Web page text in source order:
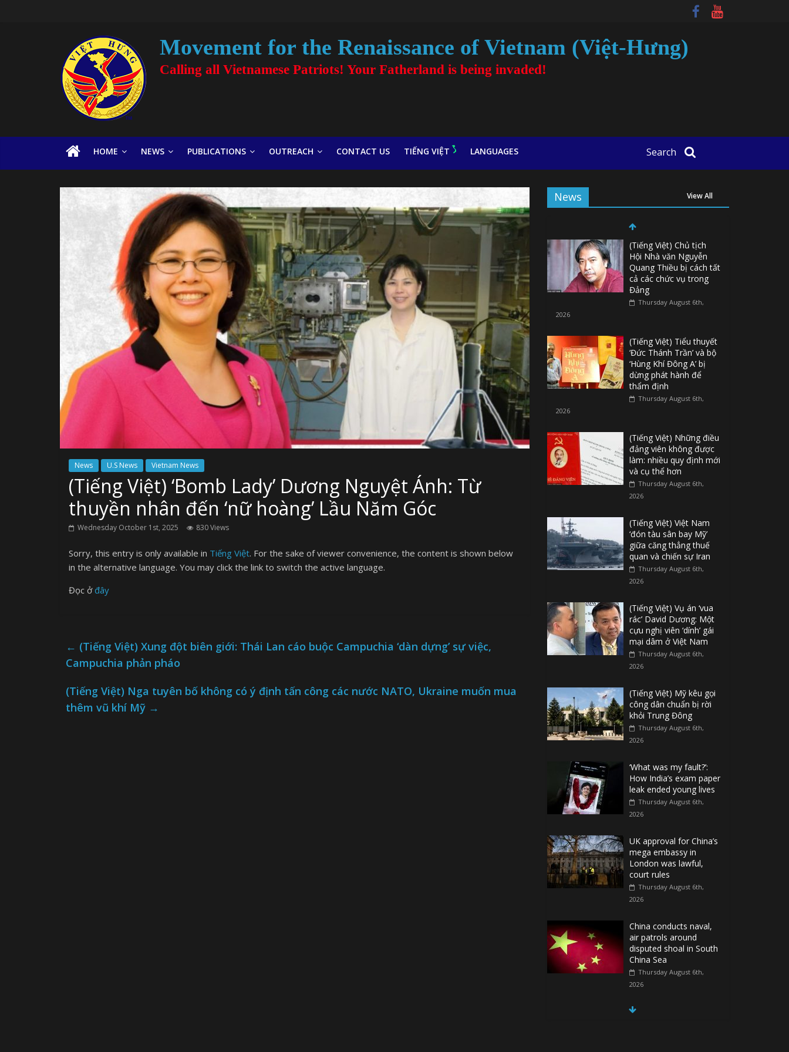
Movement for the Renaissance of Vietnam (Việt-Hưng)
Calling all Vietnamese Patriots! Your Fatherland is being invaded!
HOME NEWS PUBLICATIONS OUTREACH CONTACT US TIẾNG VIỆT LANGUAGES Search
News U.S News Vietnam News
(Tiếng Việt) ‘Bomb Lady’ Dương Nguyệt Ánh: Từ
thuyền nhân đến ‘nữ hoàng’ Lầu Năm Góc
Wednesday October 1st, 2025 830 Views
Sorry, this entry is only available in Tiếng Việt. For the sake of viewer convenience, the content is shown below
in the alternative language. You may click the link to switch the active language.
Đọc ởđây
← (Tiếng Việt) Xung đột biên giới: Thái Lan cáo buộc Campuchia ‘dàn dựng’ sự việc,
Campuchia phản pháo
(Tiếng Việt) Nga tuyên bố không có ý định tấn công các nước NATO, Ukraine muốn mua
thêm vũ khí Mỹ →
News View All
(Tiếng Việt) Chủ tịch
Hội Nhà văn Nguyễn
Quang Thiều bị cách tất
cả các chức vụ trong
Đảng
Thursday August 6th,
2026
(Tiếng Việt) Tiểu thuyết
‘Đức Thánh Trần’ và bộ
‘Hùng Khí Đông A’ bị
dừng phát hành để
thẩm định
Thursday August 6th,
2026
(Tiếng Việt) Những điều
đảng viên không được
làm: nhiều quy định mới
và cụ thể hơn
Thursday August 6th,
2026
(Tiếng Việt) Việt Nam
‘đón tàu sân bay Mỹ’
giữa căng thẳng thuế
quan và chiến sự Iran
Thursday August 6th,
2026
(Tiếng Việt) Vụ án ‘vua
rác’ David Dương: Một
cựu nghị viên ‘dính’ gái
mại dâm ở Việt Nam
Thursday August 6th,
2026
(Tiếng Việt) Mỹ kêu gọi
công dân chuẩn bị rời
khỏi Trung Đông
Thursday August 6th,
2026
‘What was my fault?’:
How India’s exam paper
leak ended young lives
Thursday August 6th,
2026
UK approval for China’s
mega embassy in
London was lawful,
court rules
Thursday August 6th,
2026
China conducts naval,
air patrols around
disputed shoal in South
China Sea
Thursday August 6th,
2026
Spain Regains Control